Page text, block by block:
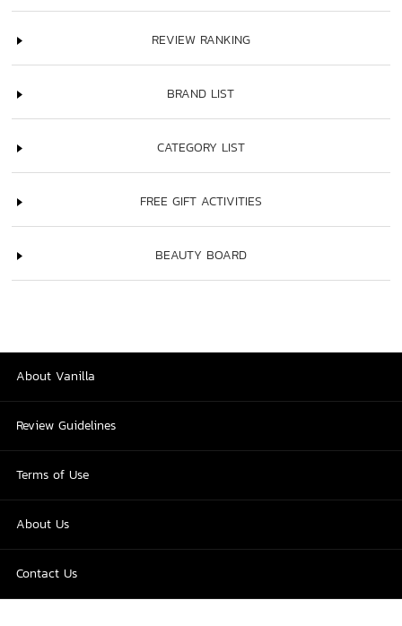
REVIEW RANKING
BRAND LIST
CATEGORY LIST
FREE GIFT ACTIVITIES
BEAUTY BOARD
About Vanilla
Review Guidelines
Terms of Use
About Us
Contact Us